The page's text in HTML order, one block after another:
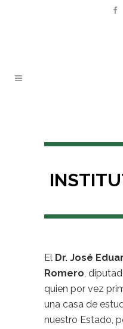
El Dr. José
Romero,
quien por vez
una casa de
nuestro Estado,